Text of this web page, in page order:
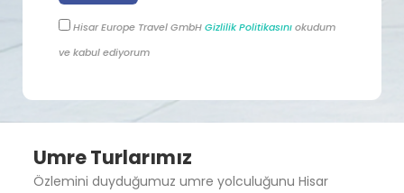
Hisar Europe Travel GmbHGizlilik Politikasınıokudum
ve kabul ediyorum
Umre Turlarımız
Özlemini duyduğumuz umre yolculuğunu Hisar